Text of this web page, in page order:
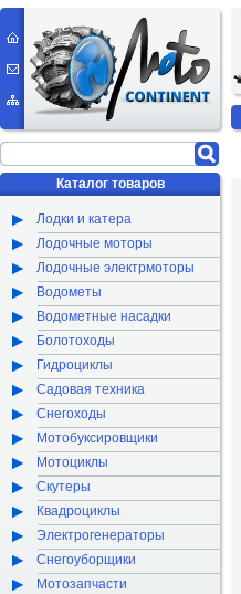
Каталог товаров
Лодки и катера
Лодочные моторы
Лодочные электрмоторы
Водометы
Водометные насадки
Болотоходы
Гидроциклы
Садовая техника
Снегоходы
Мотобуксировщики
Мотоциклы
Скутеры
Квадроциклы
Электрогенераторы
Снегоуборщики
Мотозапчасти